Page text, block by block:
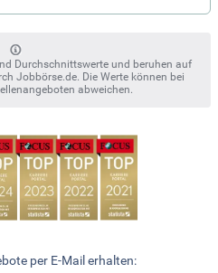
Durchschnittswerte und beruhen auf
Jobbörse.de. Die Werte können bei
abweichen.
per E-Mail erhalten: